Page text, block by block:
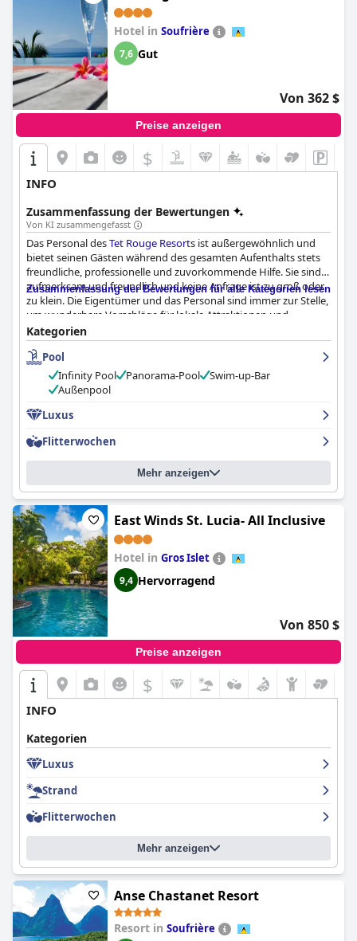
Strand trugen alle zu diesem Erlebnis bei.
Hotel in Soufrière
7,6 Gut
Von 362 $
Preise anzeigen
$
INFO
Zusammenfassung der Bewertungen
Von KI zusammengefasst
Das Personal desTet Rouge Resorts ist außergewöhnlich und
bietet seinen Gästen während des gesamten Aufenthalts stets
freundliche, professionelle und zuvorkommende Hilfe. Sie sind
aufmerksam und freundlich und keine Anfrage ist zu groß oder
zu klein. Die Eigentümer und das Personal sind immer zur Stelle,
um wunderbare Vorschläge für lokale Attraktionen und
Restaurants zu geben. Die Gäste fühlen sich während ihres
Aufenthalts imTet Rouge Resortwirklich gut aufgehoben.
Zusammenfassung der Bewertungen für alle Kategorien lesen
Kategorien
Pool
Infinity Pool
Panorama-Pool
Swim-up-Bar
Außenpool
Luxus
Flitterwochen
Mehr anzeigen
East Winds St. Lucia- All Inclusive
Hotel in Gros Islet
9,4 Hervorragend
Von 850 $
Preise anzeigen
$
INFO
Kategorien
Luxus
Strand
Flitterwochen
Mehr anzeigen
Anse Chastanet Resort
Resort in Soufrière